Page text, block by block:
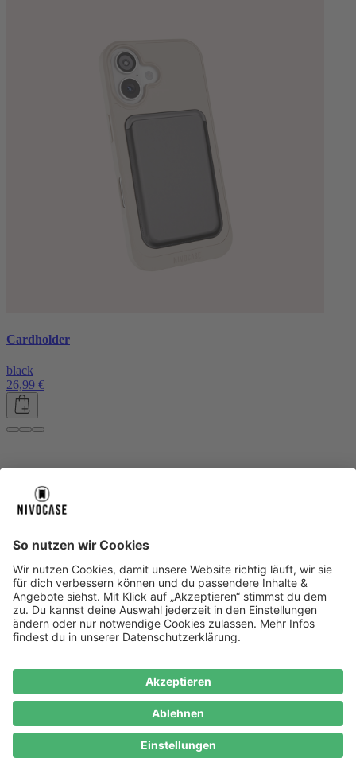
Cardholder
black
26,99 €
About NIVOCASE
Geschäftskunden
Zahlungsarten Versandinfos Alle Hilfe-Themen
Zufriedenheitsgarantie
Service
Service
AGB VERTRAG WIDERRUFEN Datenschutz
Ombudsmann
Barrierefreiheit Lieferantenkodex Bestell-Prozess
Samsung Handyhüllen
Handyhüllen Handyketten
Cookie Consent
* Preisangaben inkl. Mwst. und zzgl.Versandkosten